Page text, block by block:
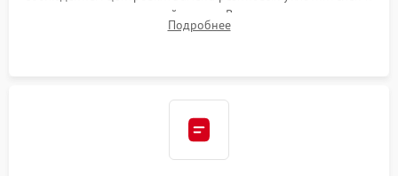
нанесение влагозащитной смазки. Вакуумирование корпуса
и заполнение его осушенным азотом или аргоном для
Подробнее